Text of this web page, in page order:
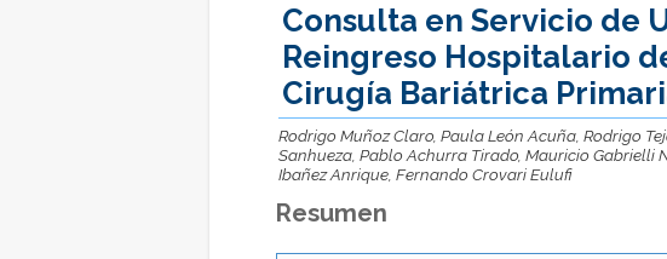
Consulta en Servicio de
Reingreso Hospitalario
Cirugía Bariátrica
Rodrigo Muñoz Claro, Paula León Acuña, Rodrigo
Sanhueza, Pablo Achurra Tirado, Mauricio Gabrielli
Ibañez Anrique, Fernando Crovari Eulufi
Resumen